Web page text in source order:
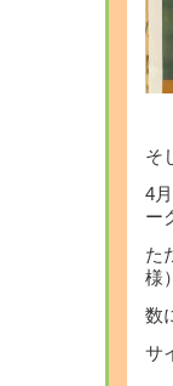
そ
4
ー
た
様
数
サ